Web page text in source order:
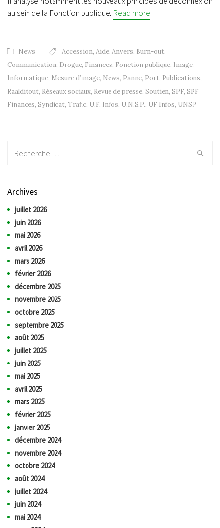
au sein de la Fonction publique. Read more
News Accession, Aide, Anvers, Burn-out,
Communication, Drogue, Finances, Fonction publique, Image,
Informatique, Mesure d’image, News, Panne, Port, Publications,
Raalditout, Réseaux sociaux, Revue de presse, Soutien, SPF, SPF
Finances, Syndicat, Trafic, U.F. Infos, U.N.S.P., UF Infos, UNSP
Archives
juillet 2026
juin 2026
mai 2026
avril 2026
mars 2026
février 2026
décembre 2025
novembre 2025
octobre 2025
septembre 2025
août 2025
juillet 2025
juin 2025
mai 2025
avril 2025
mars 2025
février 2025
janvier 2025
décembre 2024
novembre 2024
octobre 2024
août 2024
juillet 2024
juin 2024
mai 2024